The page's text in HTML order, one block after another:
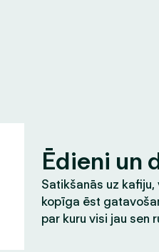
Ēdieni un
Satikšanās uz
kopīga ēst
par kuru visi jau sen